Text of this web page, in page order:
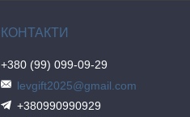
+380 (99) 099-09-29
levgift2025@gmail.com
+380990990929